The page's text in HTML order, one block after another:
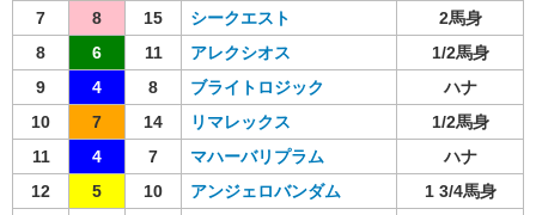
7
8 15 シークエスト
2馬身
8
6 11 アレクシオス
1/2馬身
9
4 8 ブライトロジック
ハナ
10
7 14 リマレックス
1/2馬身
11
4 7 マハーバリプラム
ハナ
12
5 10 アンジェロバンダム
1 3/4馬身